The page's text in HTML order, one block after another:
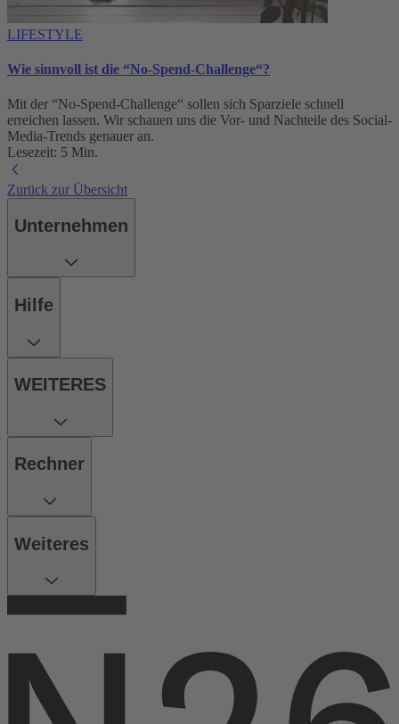
LIFESTYLE
Wie sinnvoll ist die “No-Spend-Challenge“?
Mit der “No-Spend-Challenge“ sollen sich Sparziele schnell
erreichen lassen. Wir schauen uns die Vor- und Nachteile des Social-
Media-Trends genauer an.
Lesezeit: 5 Min.
Zurück zur Übersicht
Unternehmen
Hilfe
WEITERES
Rechner
Weiteres